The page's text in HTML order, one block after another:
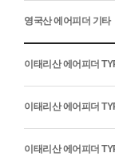
영국산 에어피더 기타
이태리산 에어피더
이태리산 에어피더
이태리산 에어피더